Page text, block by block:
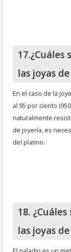
las joyas
En el caso de la
al 95 por ciento
naturalmente
de joyería, es
del platino.
18.
las joyas